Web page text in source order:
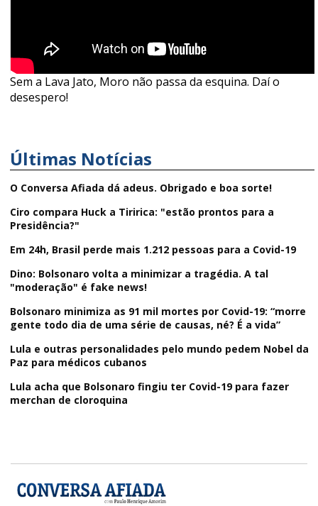
Sem a Lava Jato, Moro não passa da esquina. Daí o
desespero!
Últimas Notícias
O Conversa Afiada dá adeus. Obrigado e boa sorte!
Ciro compara Huck a Tiririca: "estão prontos para a
Presidência?"
Em 24h, Brasil perde mais 1.212 pessoas para a Covid-19
Dino: Bolsonaro volta a minimizar a tragédia. A tal
"moderação" é fake news!
Bolsonaro minimiza as 91 mil mortes por Covid-19: “morre
gente todo dia de uma série de causas, né? É a vida”
Lula e outras personalidades pelo mundo pedem Nobel da
Paz para médicos cubanos
Lula acha que Bolsonaro fingiu ter Covid-19 para fazer
merchan de cloroquina